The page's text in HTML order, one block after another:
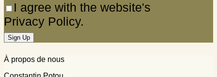
I agree with the website's
Privacy Policy.
À propos de nous